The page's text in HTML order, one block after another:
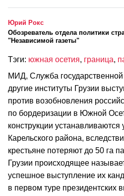
Юрий Рокс
Обозреватель отдела политики
"Независимой газеты"
Тэги: южная осетия, граница,
МИД, Служба
другие институты Грузии
против возобновления
по бордеризации в Южной
конструкции
Карельского района,
крестьяне потеряют до 50 га
Грузии происходящее
успешное выступление их
в первом туре президентских